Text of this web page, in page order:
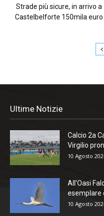
Strade più sicure, in arrivo a
Castelbelforte 150mila euro
Ultime Notizie
Calcio 2a
Virgilio
10 Agosto
All’Oasi
esemplare
10 Agosto